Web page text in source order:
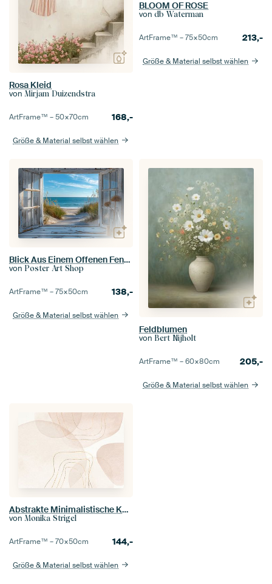
Rosa Kleid
von Mirjam Duizendstra
ArtFrame™ –50×70cm 168,-
Größe & Material selbst wählen
BLOOM OF ROSE
von db Waterman
ArtFrame™ –75×50cm 213,-
Größe & Material selbst wählen
Blick Aus Einem Offenen Fenster Mit Meerblick
von Poster Art Shop
ArtFrame™ –75×50cm 138,-
Größe & Material selbst wählen
Feldblumen
von Bert Nijholt
ArtFrame™ –60×80cm 205,-
Größe & Material selbst wählen
Abstrakte Minimalistische Kunst mit organischen Formen
von Monika Strigel
ArtFrame™ –70×50cm 144,-
Größe & Material selbst wählen